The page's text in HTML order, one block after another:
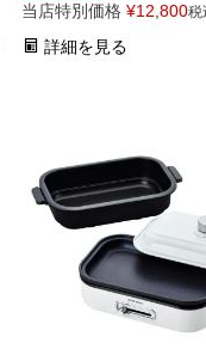
当店特別価格 ¥12,800税
詳細を見る